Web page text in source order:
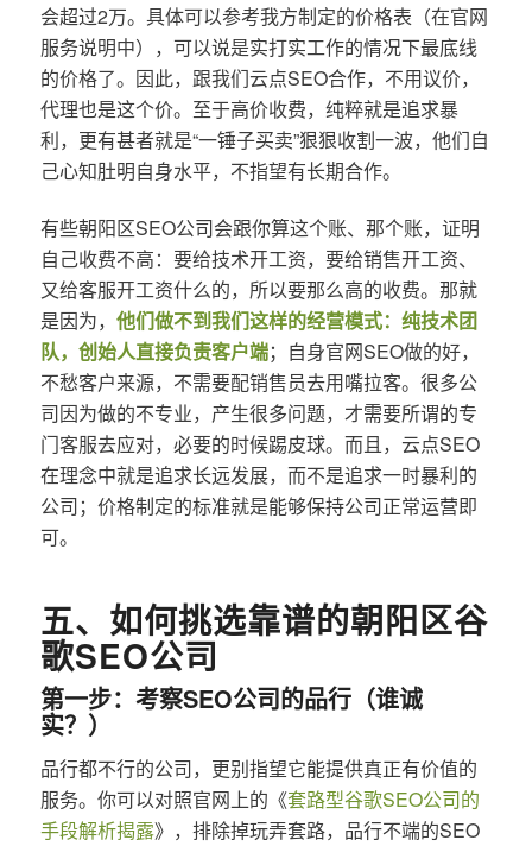
会超过2万。具体可以参考我方制定的价格表（在官网
服务说明中），可以说是实打实工作的情况下最底线
的价格了。因此，跟我们云点SEO合作，不用议价，
代理也是这个价。至于高价收费，纯粹就是追求暴
利，更有甚者就是“一锤子买卖”狠狠收割一波，他们自
己心知肚明自身水平，不指望有长期合作。
有些朝阳区SEO公司会跟你算这个账、那个账，证明
自己收费不高：要给技术开工资，要给销售开工资、
又给客服开工资什么的，所以要那么高的收费。那就
是因为， 他们做不到我们这样的经营模式：纯技术团
队，创始人直接负责客户端；自身官网SEO做的好，
不愁客户来源，不需要配销售员去用嘴拉客。很多公
司因为做的不专业，产生很多问题，才需要所谓的专
门客服去应对，必要的时候踢皮球。而且，云点SEO
在理念中就是追求长远发展，而不是追求一时暴利的
公司；价格制定的标准就是能够保持公司正常运营即
可。
五、如何挑选靠谱的朝阳区谷
歌SEO公司
第一步：考察SEO公司的品行（谁诚
实？）
品行都不行的公司，更别指望它能提供真正有价值的
服务。你可以对照官网上的《套路型谷歌SEO公司的
手段解析揭露》，排除掉玩弄套路，品行不端的SEO